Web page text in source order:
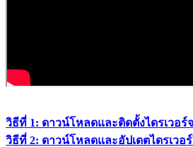
วิธีที่ 1: ดาวน์โหลดและติดตั้งไดรเวอร์
วิธีที่ 2: ดาวน์โหลดและอัปเดตไดรเว